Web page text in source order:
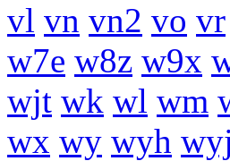
vl vn vn2 vo vr
w7e w8z w9x
wjt wk wl wm
wx wy wyh wyj